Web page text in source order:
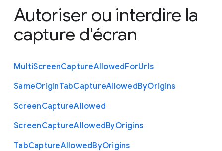
Autoriser ou interdire la
capture d'écran
MultiScreenCaptureAllowedForUrls
SameOriginTabCaptureAllowedByOrigins
ScreenCaptureAllowed
ScreenCaptureAllowedByOrigins
TabCaptureAllowedByOrigins